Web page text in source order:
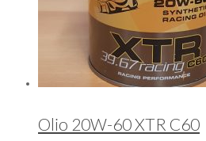
Olio 20W-60 XTR C60